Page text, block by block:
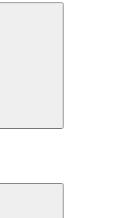
米国/英語）
規約
示